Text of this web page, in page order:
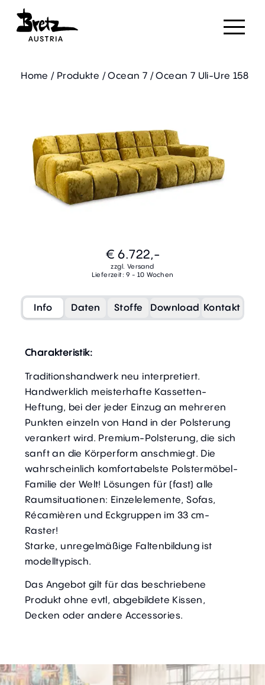
Home / Produkte / Ocean 7 /Ocean 7 Uli-Ure 158
€ 6.722,-
zzgl. Versand
Lieferzeit: 9 - 10 Wochen
Info Daten Stoffe Download Kontakt
Charakteristik:
Traditionshandwerk neu interpretiert.
Handwerklich meisterhafte Kassetten-
Heftung, bei der jeder Einzug an mehreren
Punkten einzeln von Hand in der Polsterung
verankert wird. Premium-Polsterung, die sich
sanft an die Körperform anschmiegt. Die
wahrscheinlich komfortabelste Polstermöbel-
Familie der Welt! Lösungen für (fast) alle
Raumsituationen: Einzelelemente, Sofas,
Récamièren und Eckgruppen im 33 cm-
Raster!
Starke, unregelmäßige Faltenbildung ist
modelltypisch.
Das Angebot gilt für das beschriebene
Produkt ohne evtl, abgebildete Kissen,
Decken oder andere Accessories.